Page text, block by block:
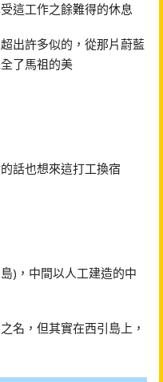
這工作之餘難得的休息
出許多似的，從那片蔚藍
了馬祖的美
話也想來這打工換宿
)，中間以人工建造的中
名，但其實在西引島上，